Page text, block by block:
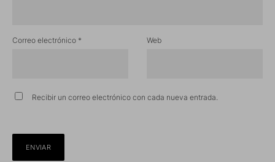
Correo electrónico * Web
Recibir un correo electrónico con cada nueva entrada.